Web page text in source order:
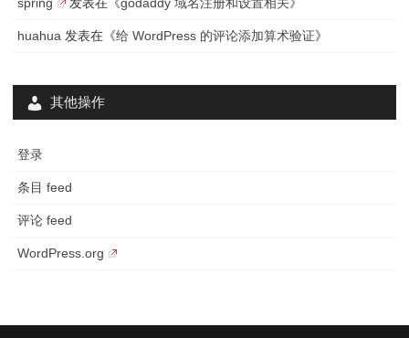
huahua 发表在《给 WordPress 的评论添加算术验证》
其他操作
登录
条目 feed
评论 feed
WordPress.org